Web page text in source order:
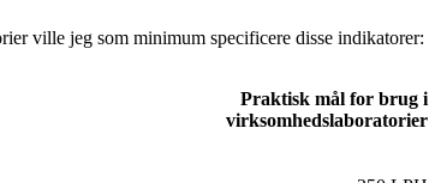
ville jeg som minimum specificere disse indikatorer:
Praktisk mål for brug i
virksomhedslaboratorier